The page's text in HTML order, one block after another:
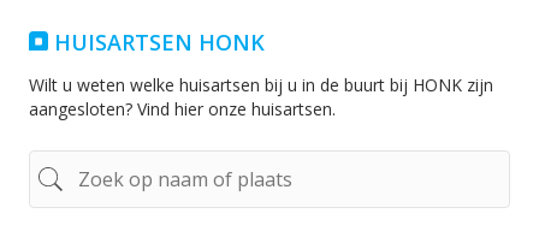
HUISARTSEN HONK
Wilt u weten welke huisartsen bij u in de buurt bij HONK zijn
aangesloten? Vind hier onze huisartsen.